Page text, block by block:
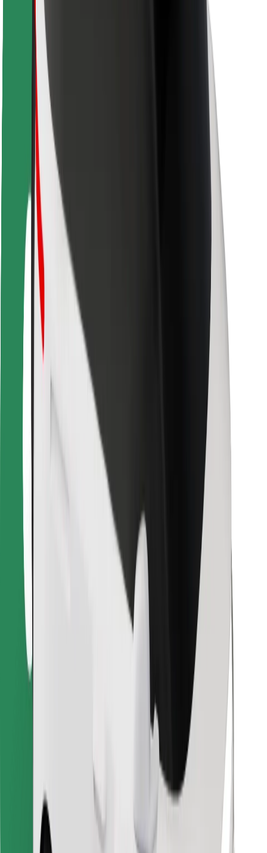
Πόλεις
Τοποθεσίες
Λύσεις για την πόλη
Αεροδρόμια
Bolt Αποβάθρες Φόρτισης
Υποστήριξη
Για επιβάτες
Για τους οδηγούς
Για μεταφορείς
Bolt Food
Για ιδιοκτήτες στόλου οχημάτων
Για εστιατόρια
Bolt for Business
Προμηθευτές
Όροι & Προϋποθέσεις
Πάρε ταξί μέσα σε λίγα λεπτά!
Κατέβασε την εφαρμογή Bolt
Βρείτε το αγαπημένο σας φαγητό!
Κατεβάστε την εφαρμογή Bolt Food